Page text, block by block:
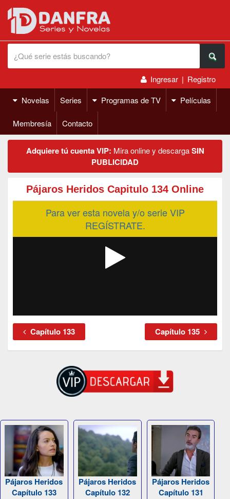
Ingresar | Registro
Novelas
Series Programas de TV Películas
Membresía Contacto
Adquiere tú cuenta VIP: Mira online y descargaSIN
PUBLICIDAD
Pájaros Heridos Capitulo 134 Online
Para ver esta novela y/o serie VIP
REGÍSTRATE.
Capítulo 133 Capítulo 135
Pájaros Heridos
Capítulo 133
Pájaros Heridos
Capítulo 132
Pájaros Heridos
Capítulo 131